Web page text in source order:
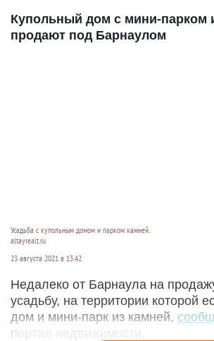
Купольный дом с мини-парком
продают под Барнаулом
Усадьба с купольным домом и парком камней.
altayrealt.ru
23 августа 2021 в 13:42
Недалеко от Барнаула на
усадьбу, на территории которой
дом и мини-парк из камней,
портал недвижимости.